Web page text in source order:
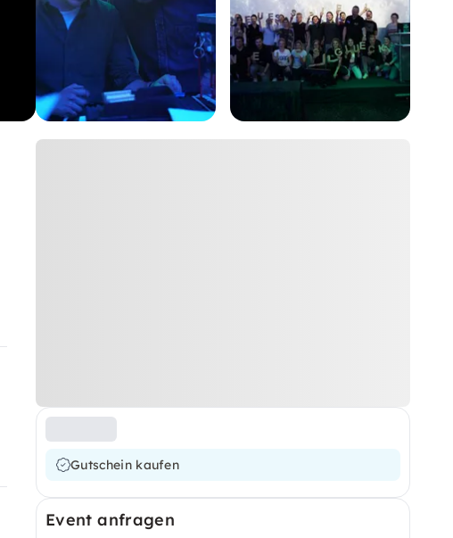
Gutschein kaufen
Event anfragen